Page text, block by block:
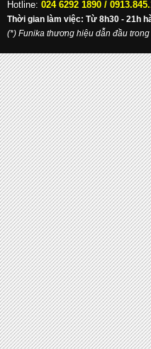
Hotline: 024 6292 1890 /
Thời gian làm việc: Từ 8h30 - 21h
(*) Funika thương hiệu dẫn đầu